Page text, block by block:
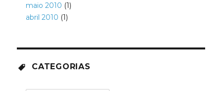
maio 2010 (1)
abril 2010 (1)
CATEGORIAS